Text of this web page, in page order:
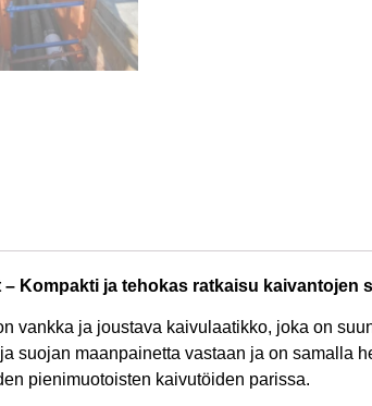
– Kompakti ja tehokas ratkaisu kaivantojen
vankka ja joustava kaivulaatikko, joka on
suojan maanpainetta vastaan ja on samalla
pienimuotoisten kaivutöiden parissa.